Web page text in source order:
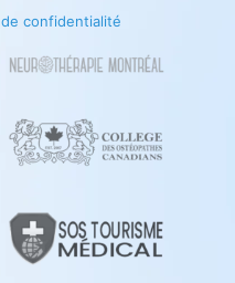
confidentialité